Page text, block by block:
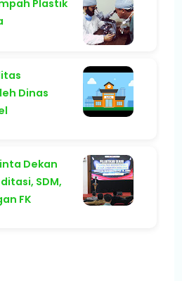
Plastik
Dinas
Dekan
SDM,
FK